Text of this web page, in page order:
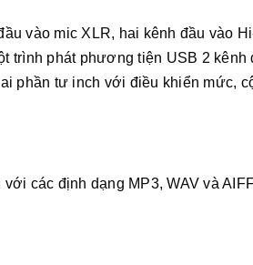
vào mic XLR, hai kênh đầu vào
trình phát phương tiện USB 2 kênh
phần tư inch với điều khiển mức,
các định dạng MP3, WAV và